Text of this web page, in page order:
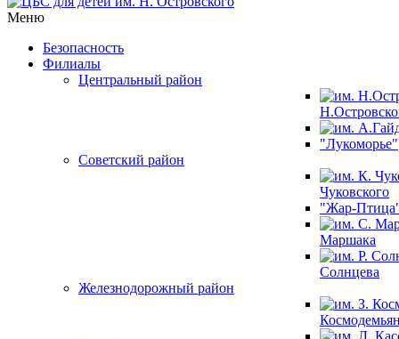
Меню
Безопасность
Филиалы
Центральный район
"Лукоморье"
Советский район
Чуковского
"Жар-
Маршака
Солнцева
Железнодорожный район